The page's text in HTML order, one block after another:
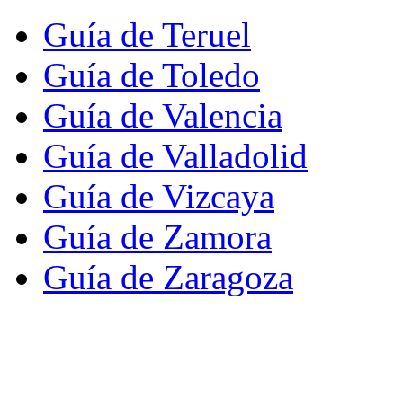
Guía de Teruel
Guía de Toledo
Guía de Valencia
Guía de Valladolid
Guía de Vizcaya
Guía de Zamora
Guía de Zaragoza